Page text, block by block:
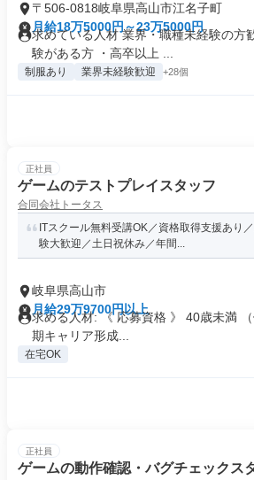
〒506-0818岐阜県高山市江名子町
月給18万5000円～23万5000円
求めている人材 業界・職種未経験の
験がある方 ・高卒以上 ...
制服あり 業界未経験歓迎 +28個
正社員
ゲームのテストプレイスタッフ
合同会社トータス
ITスクール無料受講OK／資格取得支援あり
験大歓迎／土日祝休み／年間...
岐阜県高山市
月給29万9700円以上
求める人材: 《 応募資格 》 40歳未満
期キャリア形成...
在宅OK
正社員
ゲームの動作確認・バグチェックス